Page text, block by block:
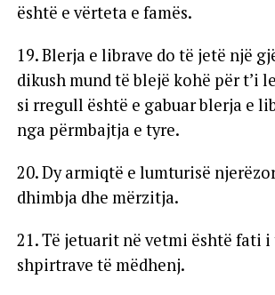
është e vërteta e famës.
19. Blerja e librave do të jetë një
dikush mund të blejë kohë për t’i
si rregull është e gabuar blerja e
nga përmbajtja e tyre.
20. Dy armiqtë e lumturisë
dhimbja dhe mërzitja.
21. Të jetuarit në vetmi është fati
shpirtrave të mëdhenj.